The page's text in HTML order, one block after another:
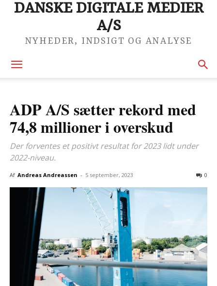
DANSKE DIGITALE MEDIER
A/S
NYHEDER, INDSIGT OG ANALYSE
ADP A/S sætter rekord med
74,8 millioner i overskud
Der forventes et positivt resultat for 2023 lidt under
2022-niveau.
Af Andreas Andreassen - 5 september, 2023 0